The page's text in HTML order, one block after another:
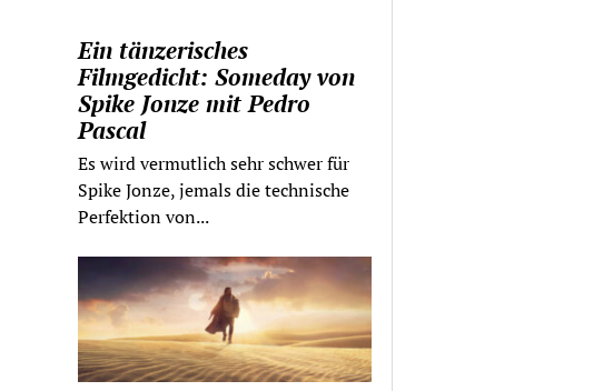
Ein tänzerisches
Filmgedicht: Someday von
Spike Jonze mit Pedro
Pascal
Es wird vermutlich sehr schwer für
Spike Jonze, jemals die technische
Perfektion von...